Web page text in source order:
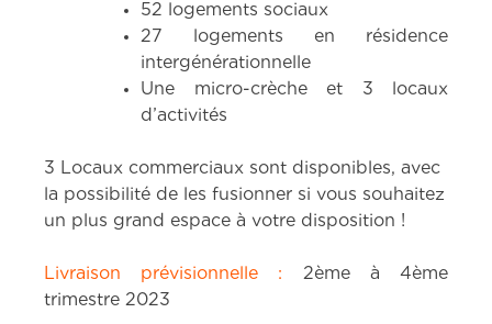
52 logements sociaux
27 logements en résidence
intergénérationnelle
Une micro-crèche et 3 locaux
d’activités
3 Locaux commerciaux sont disponibles, avec
la possibilité de les fusionner si vous souhaitez
un plus grand espace à votre disposition !
Livraison prévisionnelle : 2ème à 4ème
trimestre 2023